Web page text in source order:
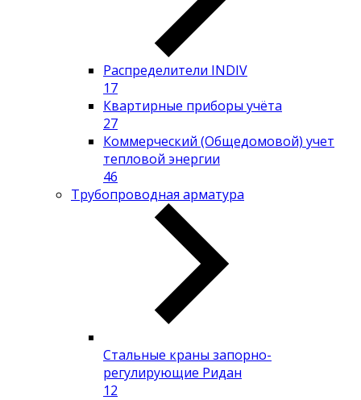
Распределители INDIV
17
Квартирные приборы учёта
27
Коммерческий (Общедомовой) учет
тепловой энергии
46
Трубопроводная арматура
Стальные краны запорно-
регулирующие Ридан
12